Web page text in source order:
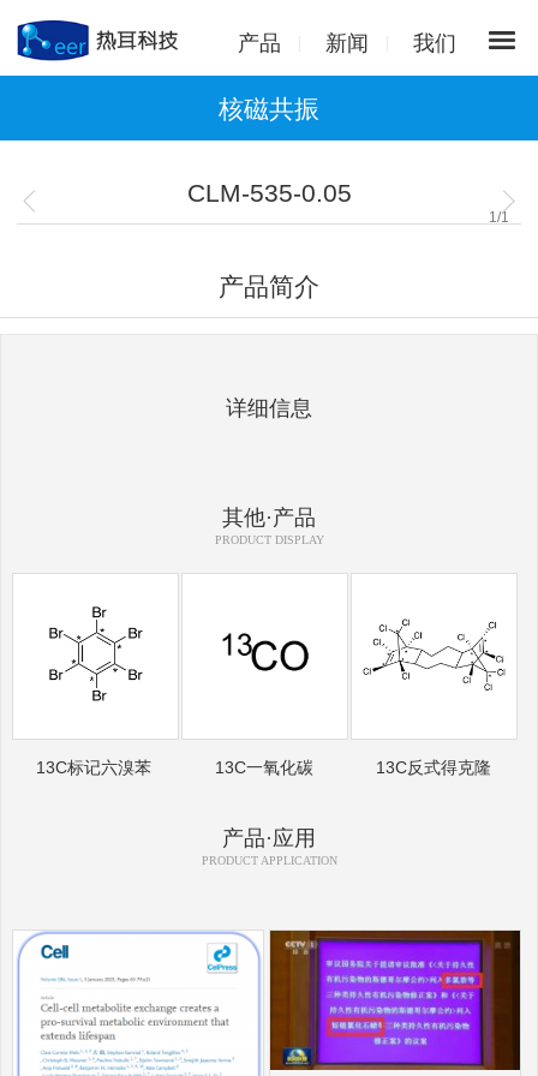
产品 新闻 我们
核磁共振
CLM-535-0.05
1 /1
产品简介
详细信息
其他·产品
PRODUCT DISPLAY
13C标记六溴苯 13C一氧化碳 13C反式得克隆
产品·应用
PRODUCT APPLICATION